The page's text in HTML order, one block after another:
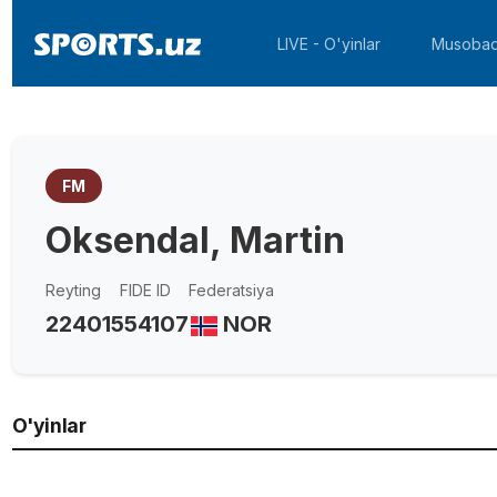
LIVE - O'yinlar
FM
Oksendal, Martin
Reyting
2240
FIDE ID
1554107
Federatsiya
NOR
O'yinlar